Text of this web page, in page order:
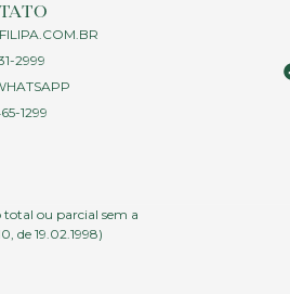
2999
1299
total ou parcial sem a
de 19.02.1998)